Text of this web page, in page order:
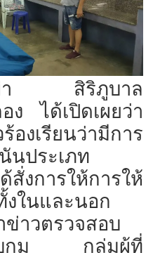
เผ่า สิริภูบาล
ง ได้เปิดเผยว่า
งเรียนว่ามีการ
นประเภท
งการให้การให้
งในและนอก
ข่าวตรวจสอบ
จับกุม กลุ่มผู้ที่